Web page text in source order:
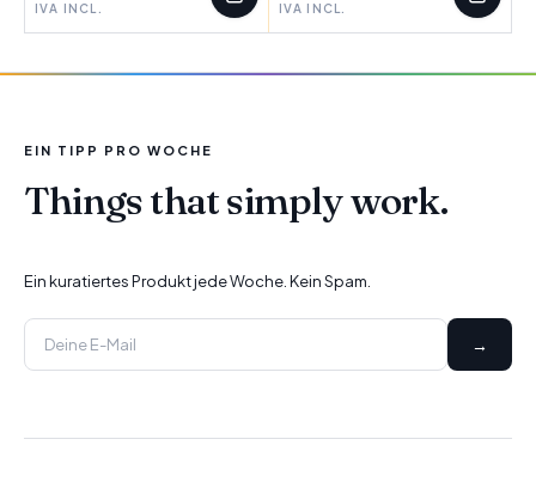
IVA INCL. IVA INCL.
EIN TIPP PRO WOCHE
Things that simply work.
Ein kuratiertes Produkt jede Woche. Kein Spam.
→